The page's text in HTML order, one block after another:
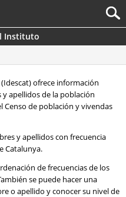
Instituto
ofrece información
apellidos de la población
de población y vivendas
y apellidos con frecuencia
Catalunya.
de frecuencias de los
se puede hacer una
o apellido y conocer su nivel de